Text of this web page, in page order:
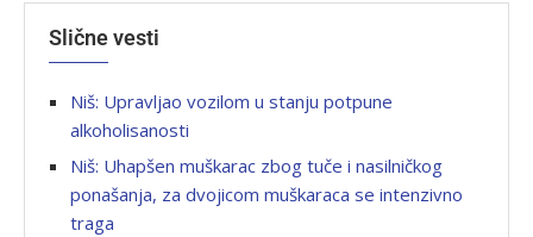
Slične vesti
Niš: Upravlјao vozilom u stanju potpune
alkoholisanosti
Niš: Uhapšen muškarac zbog tuče i nasilničkog
ponašanja, za dvojicom muškaraca se intenzivno
traga